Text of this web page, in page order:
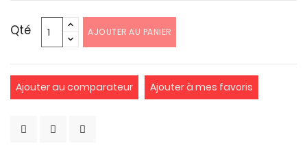
Qté AJOUTER AU PANIER
Ajouter au comparateur Ajouter à mes favoris